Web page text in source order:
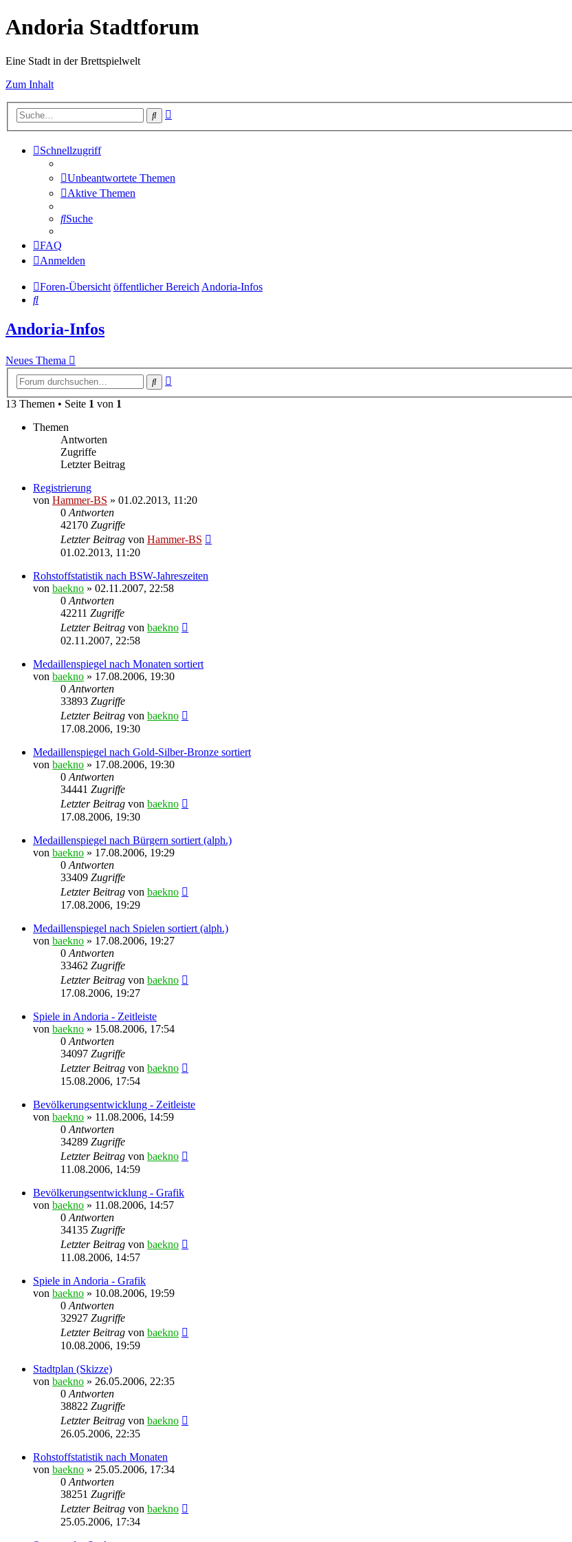
Andoria Stadtforum
Eine Stadt in der Brettspielwelt
Zum Inhalt
Suche
Schnellzugriff
Unbeantwortete Themen
Aktive Themen
Suche
FAQ
Anmelden
Foren-Übersicht öffentlicher BereichAndoria-Infos
Suche
Andoria-Infos
Neues Thema
Suche
13 Themen • Seite 1 von 1
Themen
Antworten
Zugriffe
Letzter Beitrag
Registrierung
von Hammer-BS » 01.02.2013, 11:20
0 Antworten
42170 Zugriffe
Letzter Beitrag von Hammer-BS
01.02.2013, 11:20
Rohstoffstatistik nach BSW-Jahreszeiten
von baekno » 02.11.2007, 22:58
0 Antworten
42211 Zugriffe
Letzter Beitrag von baekno
02.11.2007, 22:58
Medaillenspiegel nach Monaten sortiert
von baekno » 17.08.2006, 19:30
0 Antworten
33893 Zugriffe
Letzter Beitrag von baekno
17.08.2006, 19:30
Medaillenspiegel nach Gold-Silber-Bronze sortiert
von baekno » 17.08.2006, 19:30
0 Antworten
34441 Zugriffe
Letzter Beitrag von baekno
17.08.2006, 19:30
Medaillenspiegel nach Bürgern sortiert (alph.)
von baekno » 17.08.2006, 19:29
0 Antworten
33409 Zugriffe
Letzter Beitrag von baekno
17.08.2006, 19:29
Medaillenspiegel nach Spielen sortiert (alph.)
von baekno » 17.08.2006, 19:27
0 Antworten
33462 Zugriffe
Letzter Beitrag von baekno
17.08.2006, 19:27
Spiele in Andoria - Zeitleiste
von baekno » 15.08.2006, 17:54
0 Antworten
34097 Zugriffe
Letzter Beitrag von baekno
15.08.2006, 17:54
Bevölkerungsentwicklung - Zeitleiste
von baekno » 11.08.2006, 14:59
0 Antworten
34289 Zugriffe
Letzter Beitrag von baekno
11.08.2006, 14:59
Bevölkerungsentwicklung - Grafik
von baekno » 11.08.2006, 14:57
0 Antworten
34135 Zugriffe
Letzter Beitrag von baekno
11.08.2006, 14:57
Spiele in Andoria - Grafik
von baekno » 10.08.2006, 19:59
0 Antworten
32927 Zugriffe
Letzter Beitrag von baekno
10.08.2006, 19:59
Stadtplan (Skizze)
von baekno » 26.05.2006, 22:35
0 Antworten
38822 Zugriffe
Letzter Beitrag von baekno
26.05.2006, 22:35
Rohstoffstatistik nach Monaten
von baekno » 25.05.2006, 17:34
0 Antworten
38251 Zugriffe
Letzter Beitrag von baekno
25.05.2006, 17:34